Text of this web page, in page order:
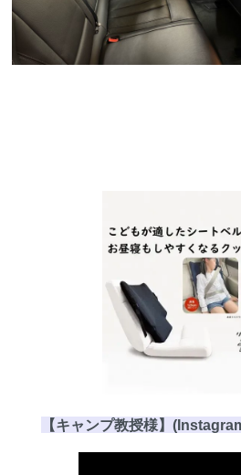
【キャンプ教授様】